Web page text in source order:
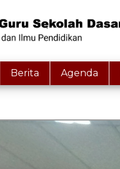
Berita Agenda